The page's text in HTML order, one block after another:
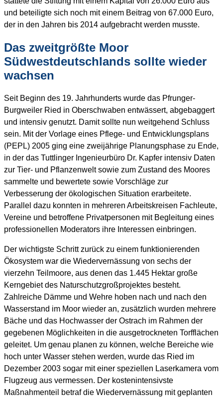
und beteiligte sich noch mit einem Beitrag von 67.000 Euro,
der in den Jahren bis 2014 aufgebracht werden musste.
Das zweitgrößte Moor
Südwestdeutschlands sollte wieder
wachsen
Seit Beginn des 19. Jahrhunderts wurde das Pfrunger-
Burgweiler Ried in Oberschwaben entwässert, abgebaggert
und intensiv genutzt. Damit sollte nun weitgehend Schluss
sein. Mit der Vorlage eines Pflege- und Entwicklungsplans
(PEPL) 2005 ging eine zweijährige Planungsphase zu Ende,
in der das Tuttlinger Ingenieurbüro Dr. Kapfer intensiv Daten
zur Tier- und Pflanzenwelt sowie zum Zustand des Moores
sammelte und bewertete sowie Vorschläge zur
Verbesserung der ökologischen Situation erarbeitete.
Parallel dazu konnten in mehreren Arbeitskreisen Fachleute,
Vereine und betroffene Privatpersonen mit Begleitung eines
professionellen Moderators ihre Interessen einbringen.
Der wichtigste Schritt zurück zu einem funktionierenden
Ökosystem war die Wiedervernässung von sechs der
vierzehn Teilmoore, aus denen das 1.445 Hektar große
Kerngebiet des Naturschutzgroßprojektes besteht.
Zahlreiche Dämme und Wehre hoben nach und nach den
Wasserstand im Moor wieder an, zusätzlich wurden mehrere
Bäche und das Hochwasser der Ostrach im Rahmen der
gegebenen Möglichkeiten in die ausgetrockneten Torfflächen
geleitet. Um genau planen zu können, welche Bereiche wie
hoch unter Wasser stehen werden, wurde das Ried im
Dezember 2003 sogar mit einer speziellen Laserkamera vom
Flugzeug aus vermessen. Der kostenintensivste
Maßnahmenteil betraf die Wiedervernässung mit geplanten